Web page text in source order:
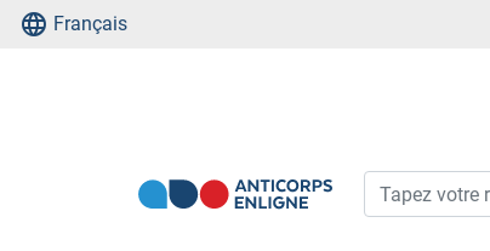
Français